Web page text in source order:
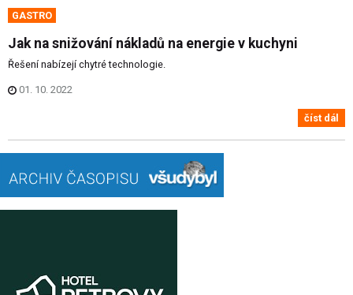
GASTRO
Jak na snižování nákladů na energie v kuchyni
Řešení nabízejí chytré technologie.
01. 10. 2022
číst dál